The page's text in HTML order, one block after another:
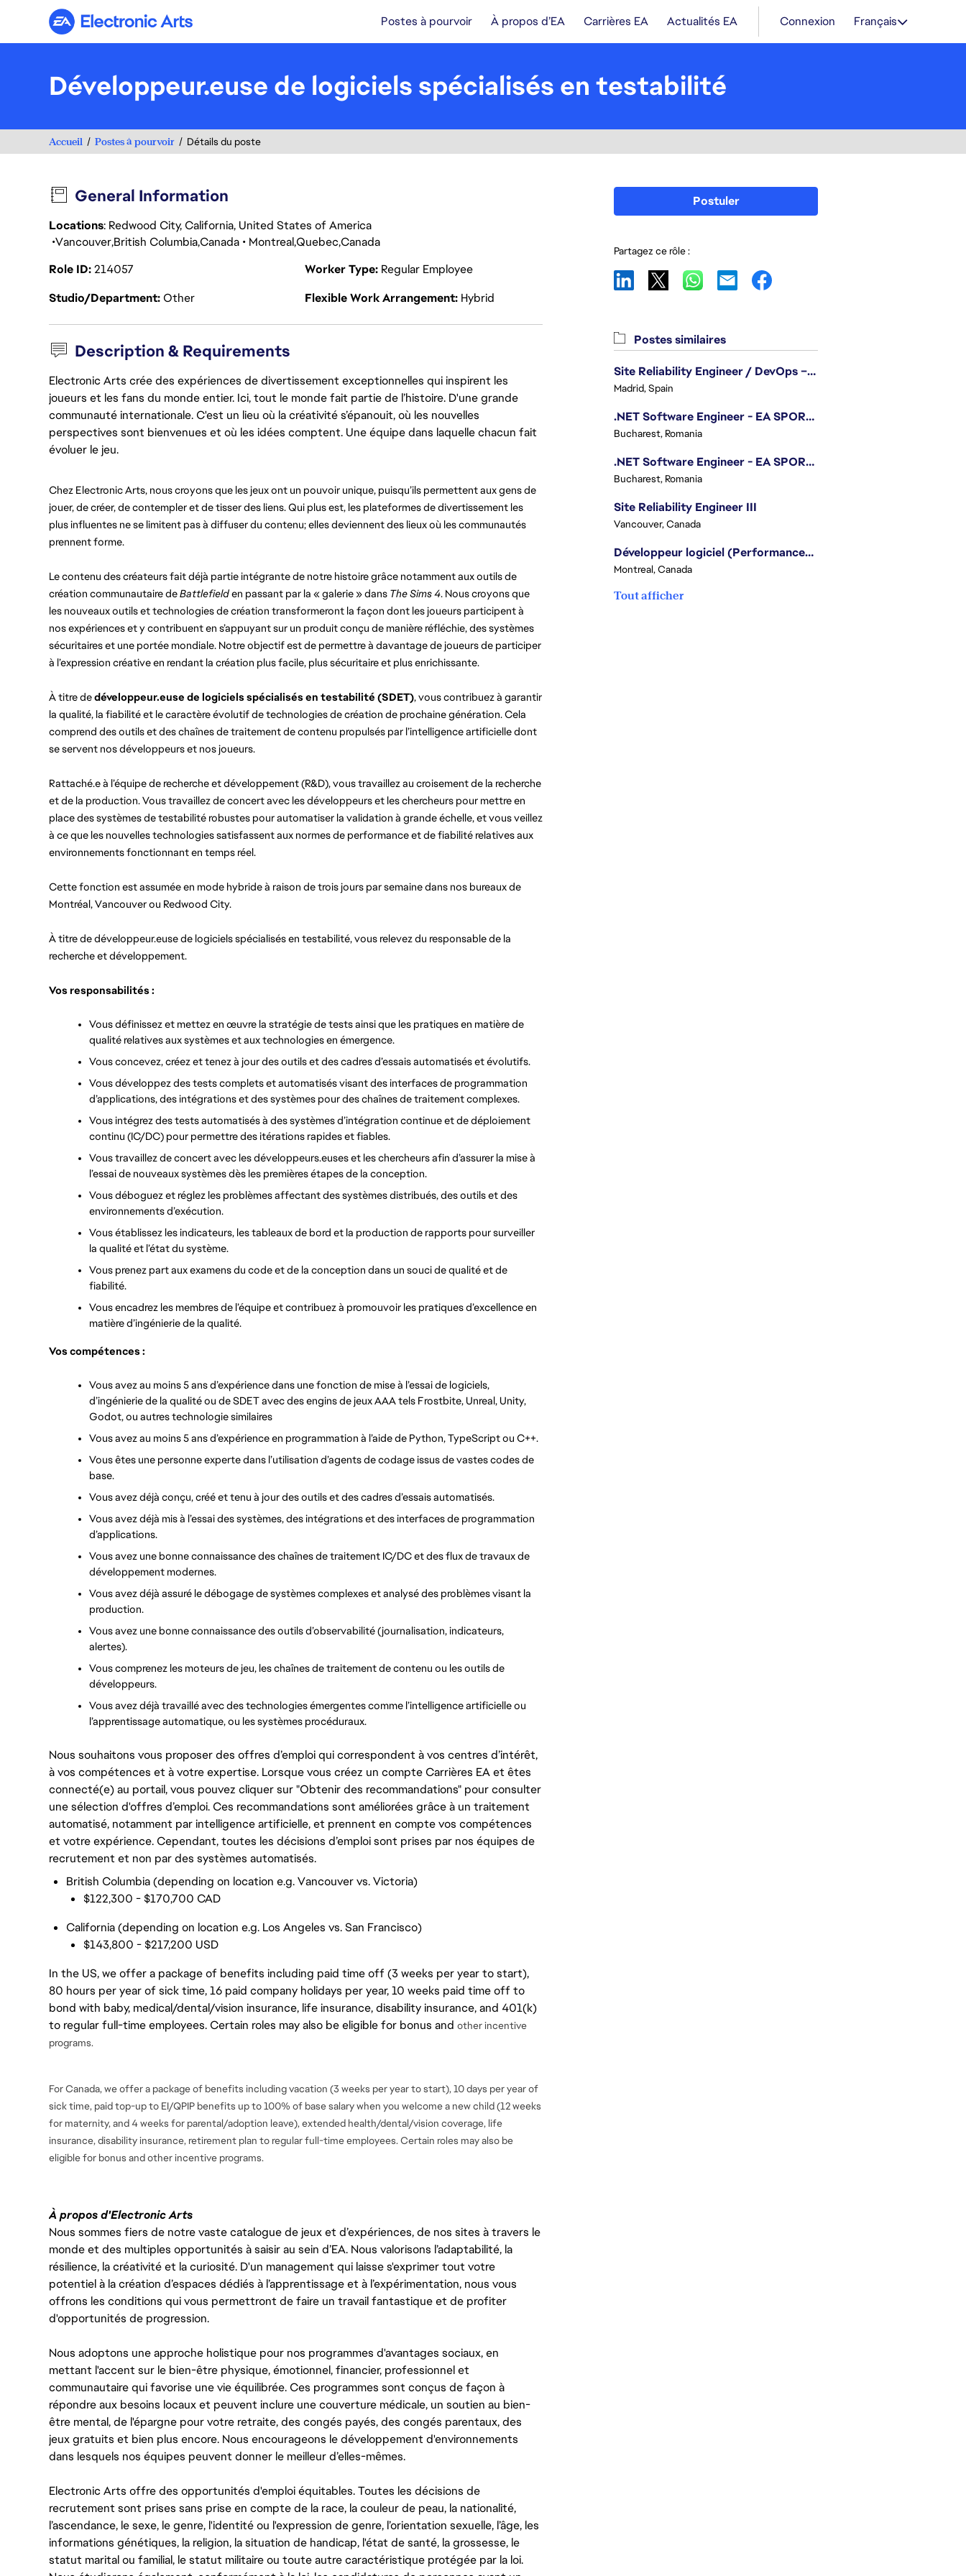
Electronic Arts Postes à pourvoir À propos d’EA Carrières EA Actualités EA Connexion Français
Développeur.euse de logiciels spécialisés en testabilité
Accueil Postes à pourvoir Détails du poste
General Information
Locations: Redwood City, California, United States of America
VancouverBritish ColumbiaCanada MontrealQuebecCanada
Role ID214057 Worker Type Regular Employee
Studio/DepartmentOther Flexible Work Arrangement Hybrid
Description & Requirements
Electronic Arts crée des expériences de divertissement exceptionnelles qui inspirent les
joueurs et les fans du monde entier. Ici, tout le monde fait partie de l’histoire. D'une grande
communauté internationale. C'est un lieu où la créativité s’épanouit, où les nouvelles
perspectives sont bienvenues et où les idées comptent. Une équipe dans laquelle chacun fait
évoluer le jeu.
Chez Electronic Arts, nous croyons que les jeux ont un pouvoir unique, puisqu’ils permettent aux gens de
jouer, de créer, de contempler et de tisser des liens. Qui plus est, les plateformes de divertissement les
plus influentes ne se limitent pas à diffuser du contenu; elles deviennent des lieux où les communautés
prennent forme.
Le contenu des créateurs fait déjà partie intégrante de notre histoire grâce notamment aux outils de
création communautaire de Battlefield en passant par la « galerie » dans The Sims 4. Nous croyons que
les nouveaux outils et technologies de création transformeront la façon dont les joueurs participent à
nos expériences et y contribuent en s’appuyant sur un produit conçu de manière réfléchie, des systèmes
sécuritaires et une portée mondiale. Notre objectif est de permettre à davantage de joueurs de participer
à l’expression créative en rendant la création plus facile, plus sécuritaire et plus enrichissante.
À titre de développeur.euse de logiciels spécialisés en testabilité (SDET), vous contribuez à garantir
la qualité, la fiabilité et le caractère évolutif de technologies de création de prochaine génération. Cela
comprend des outils et des chaînes de traitement de contenu propulsés par l’intelligence artificielle dont
se servent nos développeurs et nos joueurs.
Rattaché.e à l’équipe de recherche et développement (R&D), vous travaillez au croisement de la recherche
et de la production. Vous travaillez de concert avec les développeurs et les chercheurs pour mettre en
place des systèmes de testabilité robustes pour automatiser la validation à grande échelle, et vous veillez
à ce que les nouvelles technologies satisfassent aux normes de performance et de fiabilité relatives aux
environnements fonctionnant en temps réel.
Montréal, Vancouver ou Redwood City.
À titre de développeur.euse de logiciels spécialisés en testabilité, vous relevez du responsable de la
recherche et développement.
Vos responsabilités :
Vous définissez et mettez en œuvre la stratégie de tests ainsi que les pratiques en matière de
qualité relatives aux systèmes et aux technologies en émergence.
Vous concevez, créez et tenez à jour des outils et des cadres d’essais automatisés et évolutifs.
Vous développez des tests complets et automatisés visant des interfaces de programmation
d’applications, des intégrations et des systèmes pour des chaînes de traitement complexes.
Vous intégrez des tests automatisés à des systèmes d’intégration continue et de déploiement
continu (IC/DC) pour permettre des itérations rapides et fiables.
Vous travaillez de concert avec les développeurs.euses et les chercheurs afin d’assurer la mise à
l’essai de nouveaux systèmes dès les premières étapes de la conception.
Vous déboguez et réglez les problèmes affectant des systèmes distribués, des outils et des
environnements d’exécution.
Vous établissez les indicateurs, les tableaux de bord et la production de rapports pour surveiller
la qualité et l’état du système.
Vous prenez part aux examens du code et de la conception dans un souci de qualité et de
fiabilité.
Vous encadrez les membres de l’équipe et contribuez à promouvoir les pratiques d’excellence en
matière d’ingénierie de la qualité.
Vos compétences :
Vous avez au moins 5 ans d’expérience dans une fonction de mise à l’essai de logiciels,
d’ingénierie de la qualité ou de SDET avec des engins de jeux AAA tels Frostbite, Unreal, Unity,
Godot, ou autres technologie similaires
Vous avez au moins 5 ans d’expérience en programmation à l’aide de Python, TypeScript ou C++.
Vous êtes une personne experte dans l’utilisation d’agents de codage issus de vastes codes de
base.
Vous avez déjà conçu, créé et tenu à jour des outils et des cadres d’essais automatisés.
Vous avez déjà mis à l’essai des systèmes, des intégrations et des interfaces de programmation
d’applications.
Vous avez une bonne connaissance des chaînes de traitement IC/DC et des flux de travaux de
développement modernes.
Vous avez déjà assuré le débogage de systèmes complexes et analysé des problèmes visant la
production.
Vous avez une bonne connaissance des outils d’observabilité (journalisation, indicateurs,
alertes).
Vous comprenez les moteurs de jeu, les chaînes de traitement de contenu ou les outils de
développeurs.
Vous avez déjà travaillé avec des technologies émergentes comme l’intelligence artificielle ou
l’apprentissage automatique, ou les systèmes procéduraux.
Nous souhaitons vous proposer des offres d’emploi qui correspondent à vos centres d’intérêt,
à vos compétences et à votre expertise. Lorsque vous créez un compte Carrières EA et êtes
connecté(e) au portail, vous pouvez cliquer sur "Obtenir des recommandations" pour consulter
une sélection d'offres d’emploi. Ces recommandations sont améliorées grâce à un traitement
automatisé, notamment par intelligence artificielle, et prennent en compte vos compétences
et votre expérience. Cependant, toutes les décisions d’emploi sont prises par nos équipes de
recrutement et non par des systèmes automatisés.
British Columbia (depending on location e.g. Vancouver vs. Victoria)
$122,300 - $170,700 CAD
California (depending on location e.g. Los Angeles vs. San Francisco)
$143,800 - $217,200 USD
In the US, we offer a package of benefits including paid time off (3 weeks per year to start),
80 hours per year of sick time, 16 paid company holidays per year, 10 weeks paid time off to
bond with baby, medical/dental/vision insurance, life insurance, disability insurance, and 401(k)
to regular full-time employees. Certain roles may also be eligible for bonus and other incentive
programs.
For Canada, we offer a package of benefits including vacation (3 weeks per year to start), 10 days per year of
sick time, paid top-up to EI/QPIP benefits up to 100% of base salary when you welcome a new child (12 weeks
for maternity, and 4 weeks for parental/adoption leave), extended health/dental/vision coverage, life
insurance, disability insurance, retirement plan to regular full-time employees. Certain roles may also be
eligible for bonus andother incentive programs.
À propos d'Electronic Arts
Nous sommes fiers de notre vaste catalogue de jeux et d’expériences, de nos sites à travers le
monde et des multiples opportunités à saisir au sein d’EA. Nous valorisons l’adaptabilité, la
résilience, la créativité et la curiosité. D'un management qui laisse s'exprimer tout votre
potentiel à la création d’espaces dédiés à l’apprentissage et à l’expérimentation, nous vous
offrons les conditions qui vous permettront de faire un travail fantastique et de profiter
d'opportunités de progression.
Nous adoptons une approche holistique pour nos programmes d'avantages sociaux, en
mettant l'accent sur le bien-être physique, émotionnel, financier, professionnel et
communautaire qui favorise une vie équilibrée. Ces programmes sont conçus de façon à
répondre aux besoins locaux et peuvent inclure une couverture médicale, un soutien au bien-
être mental, de l'épargne pour votre retraite, des congés payés, des congés parentaux, des
jeux gratuits et bien plus encore. Nous encourageons le développement d'environnements
dans lesquels nos équipes peuvent donner le meilleur d’elles-mêmes.
Electronic Arts offre des opportunités d'emploi équitables. Toutes les décisions de
recrutement sont prises sans prise en compte de la race, la couleur de peau, la nationalité,
l’ascendance, le sexe, le genre, l'identité ou l'expression de genre, l’orientation sexuelle, l’âge, les
informations génétiques, la religion, la situation de handicap, l'état de santé, la grossesse, le
statut marital ou familial, le statut militaire ou toute autre caractéristique protégée par la loi.
Postuler
Partagez ce rôle :
Postes similaires
Site Reliability Engineer / DevOps – Localization
Madrid, Spain
.NET Software Engineer - EA SPORTS™ FC
Bucharest, Romania
.NET Software Engineer - EA SPORTS™ FC
Bucharest, Romania
Site Reliability Engineer III
Vancouver, Canada
Développeur logiciel (Performances moteur) - Battlefield
Montreal, Canada
Tout afficher